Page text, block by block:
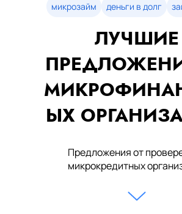
микрозайм
деньги в долг
ЛУЧШИЕ
ЫХ
Предложения от
микрокредитных